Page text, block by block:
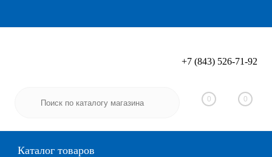
Вход Регистрация
+7 (843) 526-71-92
0 0
Каталог товаров